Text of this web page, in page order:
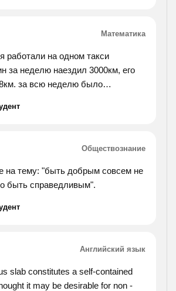
Математика
работали на одном такси
за неделю наездил 3000км, его
за всю неделю было
каждый сменщик).
Обществознание
на тему: "быть добрым совсем не
быть справедливым".
Английский язык
slab constitutes a self-contained
it may be desirable for non -